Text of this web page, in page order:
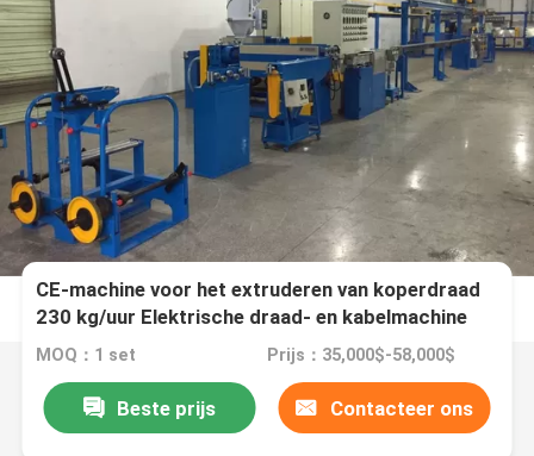
CE-machine voor het extruderen van koperdraad
230 kg/uur Elektrische draad- en kabelmachine
MOQ：1 set Prijs：35,000$-58,000$
Beste prijs Contacteer ons